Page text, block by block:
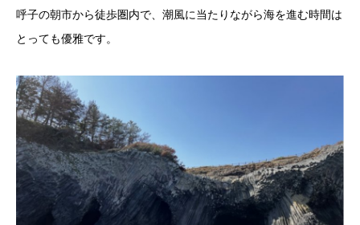
呼子の朝市から徒歩圏内で、潮風に当たりながら海を進む時間は
とっても優雅です。